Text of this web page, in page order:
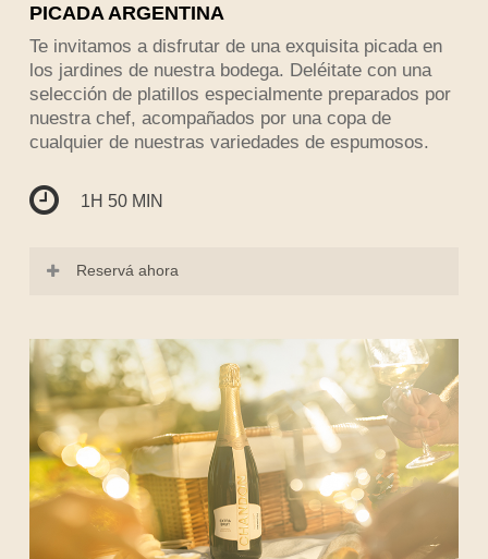
PICADA ARGENTINA
Te invitamos a disfrutar de una exquisita picada en
los jardines de nuestra bodega. Deléitate con una
selección de platillos especialmente preparados por
nuestra chef, acompañados por una copa de
cualquier de nuestras variedades de espumosos.
1H 50 MIN
Reservá ahora